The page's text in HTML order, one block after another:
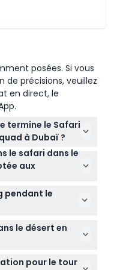
posées. Si vous
de précisions, veuillez
en direct, le
termine le Safari
à Dubaï ?
par une prise
se termine vers
modifications —
la réservation)
le safari dans le
aux
sur une piste
pour tous les
une expérience
pendant le
pour les
souffrant de
ayant
majeures, ou les
le désert en
votre place en
pour le tour